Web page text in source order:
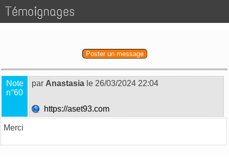
Témoignages
Poster un message
Note
n°60
par Anastasia le 26/03/2024 22:04
https://aset93.com
Merci